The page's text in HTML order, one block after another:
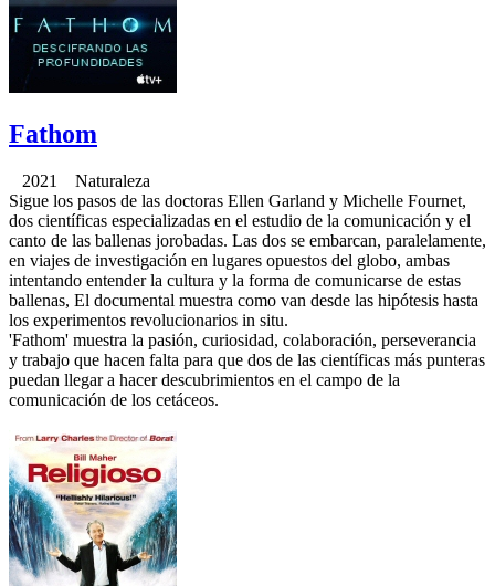
Fathom
2021 Naturaleza
Sigue los pasos de las doctoras Ellen Garland y Michelle Fournet,
dos científicas especializadas en el estudio de la comunicación y el
canto de las ballenas jorobadas. Las dos se embarcan, paralelamente,
en viajes de investigación en lugares opuestos del globo, ambas
intentando entender la cultura y la forma de comunicarse de estas
ballenas, El documental muestra como van desde las hipótesis hasta
los experimentos revolucionarios in situ.
'Fathom' muestra la pasión, curiosidad, colaboración, perseverancia
y trabajo que hacen falta para que dos de las científicas más punteras
puedan llegar a hacer descubrimientos en el campo de la
comunicación de los cetáceos.